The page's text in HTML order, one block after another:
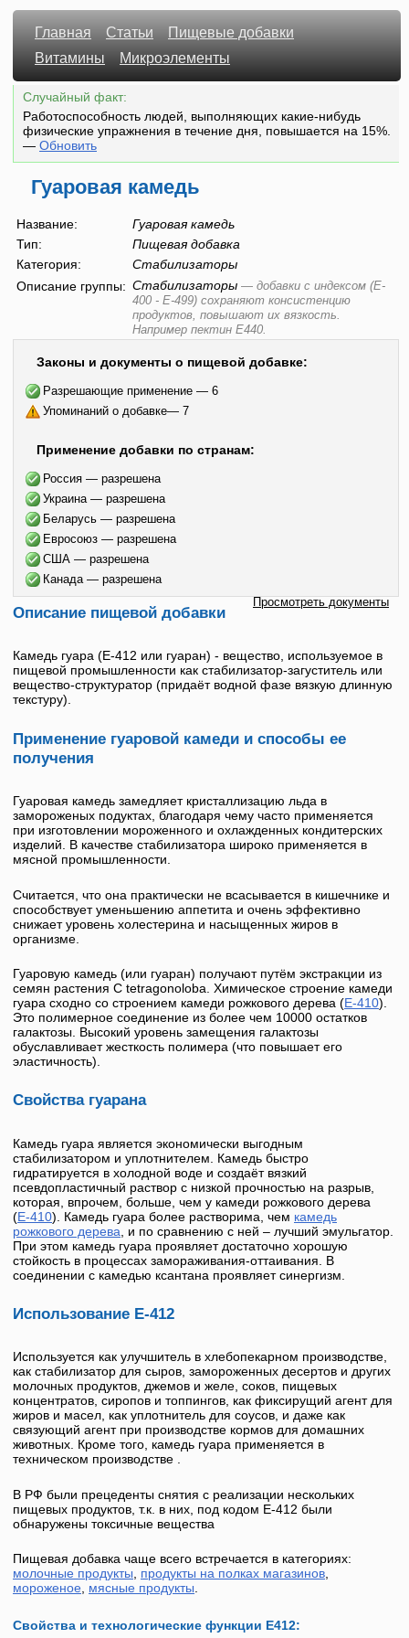
Главная Статьи
Пищевые добавки
Витамины
Микроэлементы
Случайный факт:
Работоспособность людей, выполняющих какие-нибудь
физические упражнения в течение дня, повышается на 15%.
— Обновить
Гуаровая камедь
Название:
Гуаровая камедь
Тип:
Пищевая добавка
Категория:
Стабилизаторы
Описание группы: Стабилизаторы — добавки с индексом (E-
400 - E-499) сохраняют консистенцию
продуктов, повышают их вязкость.
Например пектин E440.
Законы и документы о пищевой добавке:
Разрешающие применение — 6
Упоминаний о добавке— 7
Применение добавки по странам:
Россия — разрешена
Украина — разрешена
Беларусь — разрешена
Евросоюз — разрешена
США — разрешена
Канада — разрешена
Просмотреть документы
Описание пищевой добавки
Камедь гуара (E-412 или гуаран) - вещество, используемое в
пищевой промышленности как стабилизатор-загуститель или
вещество-структуратор (придаёт водной фазе вязкую длинную
текстуру).
Применение гуаровой камеди и способы ее
получения
Гуаровая камедь замедляет кристаллизацию льда в
замороженых подуктах, благодаря чему часто применяется
при изготовлении мороженного и охлажденных кондитерских
изделий. В качестве стабилизатора широко применяется в
мясной промышленности.
Считается, что она практически не всасывается в кишечнике и
способствует уменьшению аппетита и очень эффективно
снижает уровень холестерина и насыщенных жиров в
организме.
Гуаровую камедь (или гуаран) получают путём экстракции из
семян растения C tetragonoloba . Химическое строение камеди
гуара сходно со строением камеди рожкового дерева (E-410).
Это полимерное соединение из более чем 10000 остатков
галактозы. Высокий уровень замещения галактозы
обуславливает жесткость полимера (что повышает его
эластичность).
Свойства гуарана
Камедь гуара является экономически выгодным
стабилизатором и уплотнителем. Камедь быстро
гидратируется в холодной воде и создаёт вязкий
псевдопластичный раствор с низкой прочностью на разрыв,
которая, впрочем, больше, чем у камеди рожкового дерева
(Е-410). Камедь гуара более растворима, чем камедь
рожкового дерева , и по сравнению с ней – лучший эмульгатор.
При этом камедь гуара проявляет достаточно хорошую
стойкость в процессах замораживания-оттаивания. В
соединении с камедью ксантана проявляет синергизм.
Использование Е-412
Используется как улучшитель в хлебопекарном производстве,
как стабилизатор для сыров, замороженных десертов и других
молочных продуктов, джемов и желе, соков, пищевых
концентратов, сиропов и топпингов, как фиксирущий агент для
жиров и масел, как уплотнитель для соусов, и даже как
связующий агент при производстве кормов для домашних
животных. Кроме того, камедь гуара применяется в
техническом производстве .
В РФ были прецеденты снятия с реализации нескольких
пищевых продуктов, т.к. в них, под кодом Е-412 были
обнаружены токсичные вещества
Пищевая добавка чаще всего встречается в категориях:
молочные продукты, продукты на полках магазинов,
мороженое, мясные продукты.
Свойства и технологические функции Е412: